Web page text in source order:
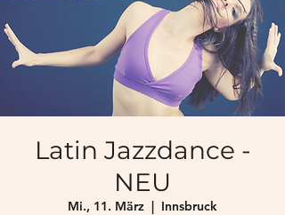
Latin Jazzdance -
NEU
Mi., 11. März
  |
Innsbruck